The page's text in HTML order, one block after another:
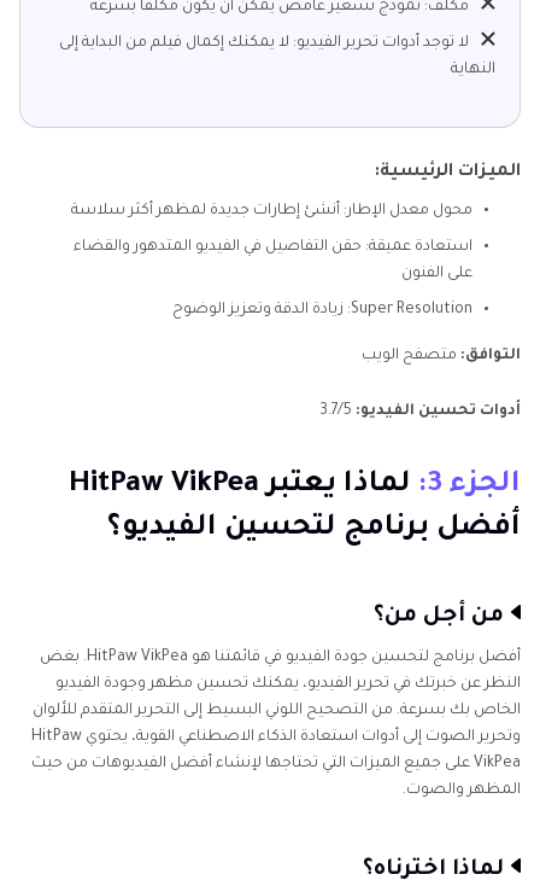
مكلف: نموذج تسعير غامض يمكن أن يكون مكلفًا بسرعة
لا توجد أدوات تحرير الفيديو: لا يمكنك إكمال فيلم من البداية إلى
النهاية
الميزات الرئيسية:
محول معدل الإطار: أنشئ إطارات جديدة لمظهر أكثر سلاسة
استعادة عميقة: حقن التفاصيل في الفيديو المتدهور والقضاء
على الفنون
Super Resolution: زيادة الدقة وتعزيز الوضوح
التوافق: متصفح الويب
أدوات تحسين الفيديو:
الجزء 3:
لماذا يعتبر HitPaw VikPea
أفضل برنامج لتحسين الفيديو؟
من أجل من؟
أفضل برنامج لتحسين جودة الفيديو في قائمتنا هو HitPaw VikPea. بغض
النظر عن خبرتك في تحرير الفيديو، يمكنك تحسين مظهر وجودة الفيديو
الخاص بك بسرعة. من التصحيح اللوني البسيط إلى التحرير المتقدم للألوان
وتحرير الصوت إلى أدوات استعادة الذكاء الاصطناعي القوية، يحتوي HitPaw
VikPea على جميع الميزات التي تحتاجها لإنشاء أفضل الفيديوهات من حيث
المظهر والصوت.
لماذا اخترناه؟